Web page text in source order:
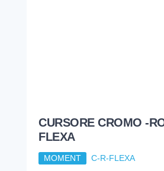
CURSORE CROMO -
FLEXA
MOMENT C-R-FLEXA